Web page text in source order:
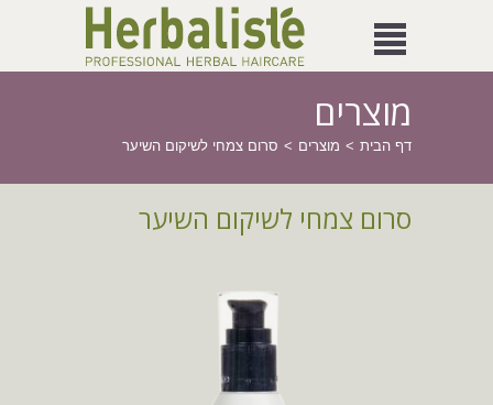
מוצרים
דף הבית מוצרים סרום צמחי לשיקום השיער
סרום צמחי לשיקום השיער